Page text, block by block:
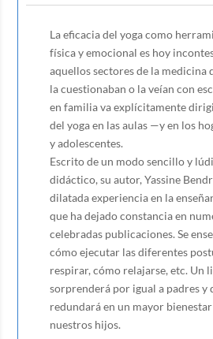
La eficacia del yoga como
física y emocional es hoy
aquellos sectores de la medicina
la cuestionaban o la veían con
en familia va explícitamente
del yoga en las aulas —y en los
y adolescentes.
Escrito de un modo sencillo y
didáctico, su autor, Yassine
dilatada experiencia en la
que ha dejado constancia en
celebradas publicaciones. Se
cómo ejecutar las diferentes
respirar, cómo relajarse, etc. Un
sorprenderá por igual a padres y
redundará en un mayor
nuestros hijos.